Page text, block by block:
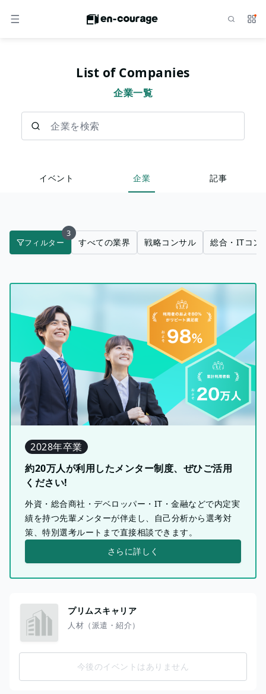
メニュー サ
List of Companies
企業一覧
イベント 企業 記事
フィルター
3
すべての業界 戦略コンサル 総合・ITコン
2028年卒業
約20万人が利用したメンター制度、ぜひご活用
ください!
外資・総合商社・デベロッパー・IT・金融などで内定実
績を持つ先輩メンターが伴走し、自己分析から選考対
策、特別選考ルートまで直接相談できます。
さらに詳しく
プリムスキャリア
人材（派遣・紹介）
今後のイベントはありません